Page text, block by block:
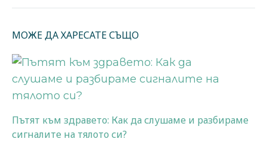
публикации
МОЖЕ ДА ХАРЕСАТЕ СЪЩО
Пътят към здравето: Как да слушаме и разбираме
сигналите на тялото си?